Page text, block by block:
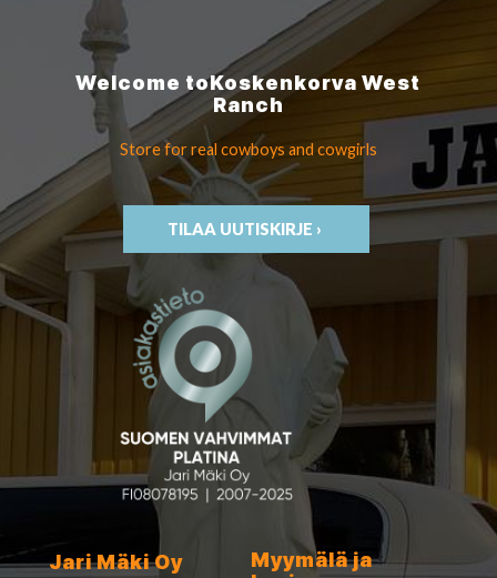
Welcome toKoskenkorvaWest
Ranch
Store for real cowboys and cowgirls
TILAA UUTISKIRJE ›
Jari Mäki Oy
Myymälä ja